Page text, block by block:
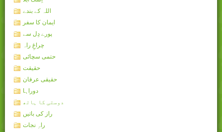
اللہ کے بندے
ایمان کا سفر
پورے دِل سے
چراغِ راہ
حتمی سچائی
حقیقت
حقیقی عرفان
دوراہا
دوستی کا ہاتھ
راز کی باتیں
راہِ نجات